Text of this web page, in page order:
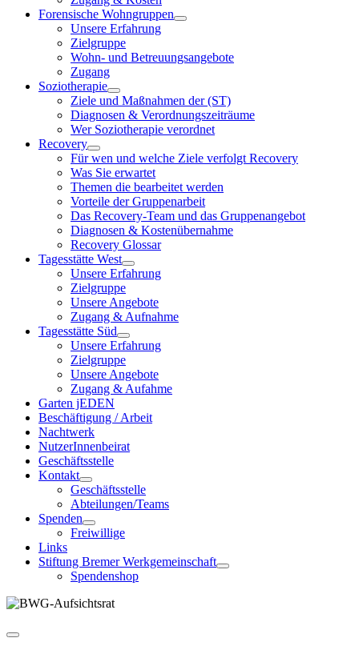
Forensische Wohngruppen
Unsere Erfahrung
Zielgruppe
Wohn- und Betreuungsangebote
Zugang
Soziotherapie
Ziele und Maßnahmen der (ST)
Diagnosen & Verordnungszeiträume
Wer Soziotherapie verordnet
Recovery
Für wen und welche Ziele verfolgt Recovery
Was Sie erwartet
Themen die bearbeitet werden
Vorteile der Gruppenarbeit
Das Recovery-Team und das Gruppenangebot
Diagnosen & Kostenübernahme
Recovery Glossar
Tagesstätte West
Unsere Erfahrung
Zielgruppe
Unsere Angebote
Zugang & Aufnahme
Tagesstätte Süd
Unsere Erfahrung
Zielgruppe
Unsere Angebote
Zugang & Aufahme
Garten jEDEN
Beschäftigung / Arbeit
Nachtwerk
NutzerInnenbeirat
Geschäftsstelle
Kontakt
Geschäftsstelle
Abteilungen/Teams
Spenden
Freiwillige
Links
Stiftung Bremer Werkgemeinschaft
Spendenshop